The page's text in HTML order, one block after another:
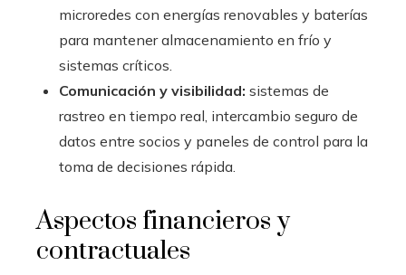
microredes con energías renovables y baterías
para mantener almacenamiento en frío y
sistemas críticos.
Comunicación y visibilidad: sistemas de
rastreo en tiempo real, intercambio seguro de
datos entre socios y paneles de control para la
toma de decisiones rápida.
Aspectos financieros y
contractuales